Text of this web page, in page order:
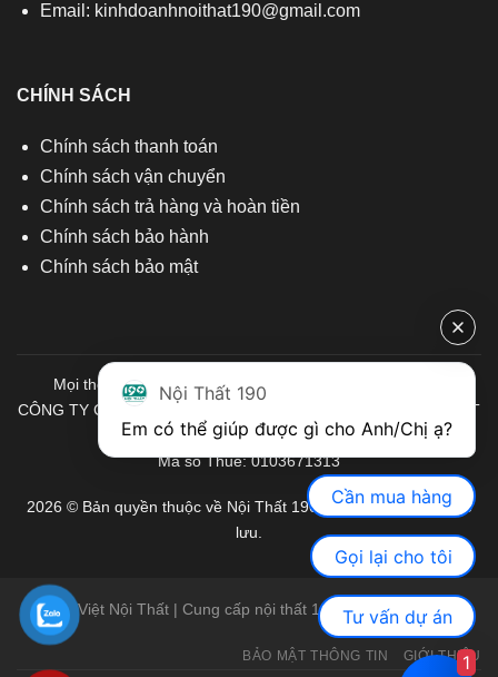
Email: kinhdoanhnoithat190@gmail.com
CHÍNH SÁCH
Chính sách thanh toán
Chính sách vận chuyển
Chính sách trả hàng và hoàn tiền
Chính sách bảo hành
Chính sách bảo mật
Mọi thông tin quý khách hàng vui lòng liên hệ chúng tôi:
CÔNG TY CỔ PHẦN ĐẦU TƯ THƯƠNG MẠI VÀ SẢN XUẤT VIỆT
NỘI THẤT
Mã số Thuế: 0103671313
2026 © Bản quyền thuộc về Nội Thất 190. Mọi quyền được bảo
lưu.
Việt Nội Thất | Cung cấp nội thất 190 chính hãng
BẢO MẬT THÔNG TIN GIỚI THIỆU
Nội Thất 190
Cần mua hàng
Gọi lại cho tôi
Tư vấn dự án
1